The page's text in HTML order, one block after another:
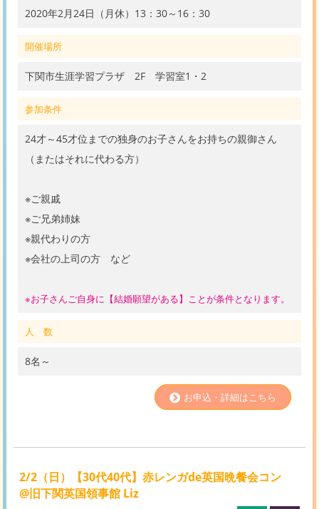
2020年2月24日（月休）13：30～16：30
開催場所
下関市生涯学習プラザ 2F 学習室1・2
参加条件
24才～45才位までの独身のお子さんをお持ちの親御さん
（またはそれに代わる方）
※ご親戚
※ご兄弟姉妹
※親代わりの方
※会社の上司の方 など
※お子さんご自身に【結婚願望がある】ことが条件となります。
人 数
8名～
お申込・詳細はこちら
2/2（日）【30代40代】赤レンガde英国晩餐会コン
@旧下関英国領事館 Liz